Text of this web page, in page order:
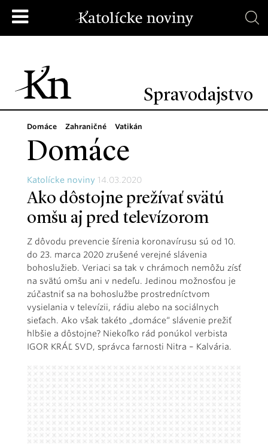
Spravodajstvo
Domáce Zahraničné Vatikán
Domáce
Katolícke noviny 14.03.2020
Ako dôstojne prežívať svätú
omšu aj pred televízorom
Z dôvodu prevencie šírenia koronavírusu sú od 10.
do 23. marca 2020 zrušené verejné slávenia
bohoslužieb. Veriaci sa tak v chrámoch nemôžu zísť
na svätú omšu ani v nedeľu. Jedinou možnosťou je
zúčastniť sa na bohoslužbe prostredníctvom
vysielania v televízii, rádiu alebo na sociálnych
sieťach. Ako však takéto „domáce“ slávenie prežiť
hlbšie a dôstojne? Niekoľko rád ponúkol verbista
IGOR KRÁĽ SVD, správca farnosti Nitra – Kalvária.